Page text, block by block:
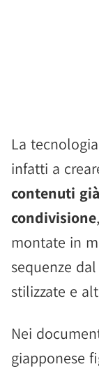
La
infatti a
contenuti
condivisione
montate in
sequenze
stilizzate e
Nei
giapponese